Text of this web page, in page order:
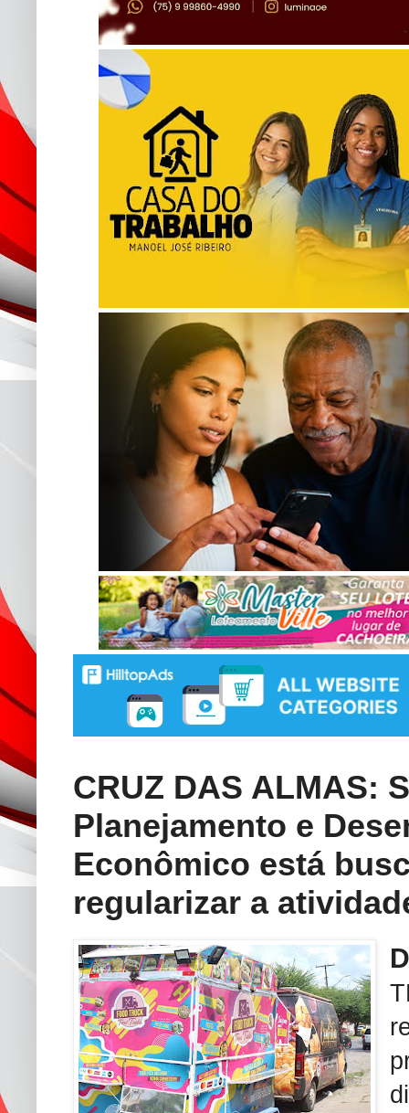
CRUZ DAS ALMAS:
Planejamento e
Econômico está
regularizar a